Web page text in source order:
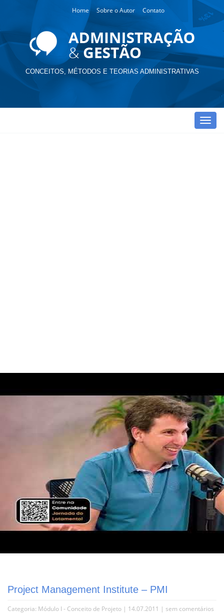
Home Sobre o Autor Contato
CONCEITOS, MÉTODOS E TEORIAS ADMINISTRATIVAS
Project Management Institute – PMI
Categoria: Módulo I - Conceito de Projeto | 14.07.2011 | sem comentários